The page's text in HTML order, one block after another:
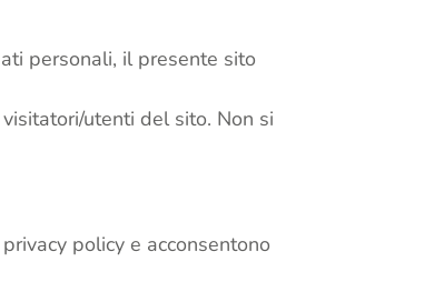
personali, il presente sito
utenti del sito. Non si
policy e acconsentono